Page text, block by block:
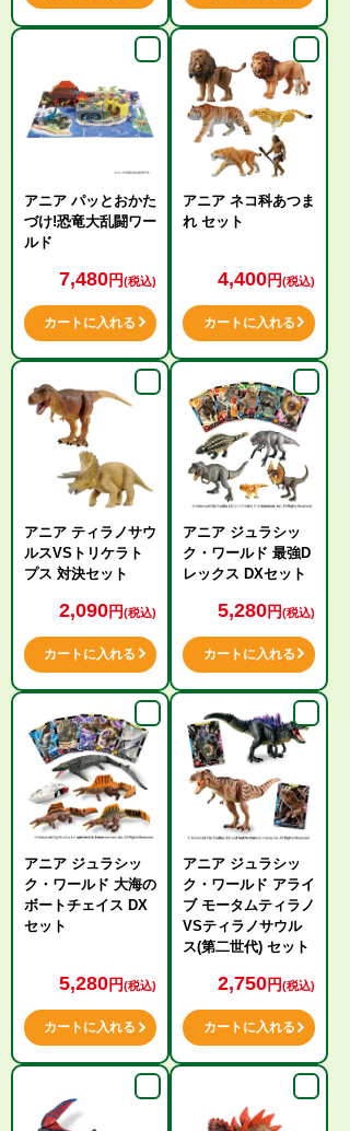
アニア パッとおかた
づけ!恐竜大乱闘ワー
ルド
7,480円(税込)
カートに入れる
アニア ネコ科あつま
れ セット
4,400円(税込)
カートに入れる
アニア ティラノサウ
ルスVSトリケラト
プス 対決セット
2,090円(税込)
カートに入れる
アニア ジュラシッ
ク・ワールド 最強D
レックス DXセット
5,280円(税込)
カートに入れる
アニア ジュラシッ
ク・ワールド 大海の
ボートチェイス DX
セット
5,280円(税込)
カートに入れる
アニア ジュラシッ
ク・ワールド アライ
ブ モータムティラノ
VSティラノサウル
ス(第二世代) セット
2,750円(税込)
カートに入れる